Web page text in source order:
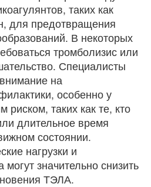
таких как
для предотвращения
В некоторых
тромболизис или
Специалисты
на
особенно у
риском, таких как те, кто
длительное время
состоянии.
нагрузки и
значительно снизить
ТЭЛА.